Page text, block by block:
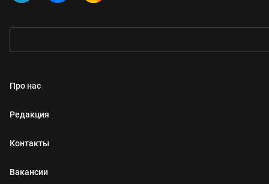
Про нас
Редакция
Контакты
Вакансии